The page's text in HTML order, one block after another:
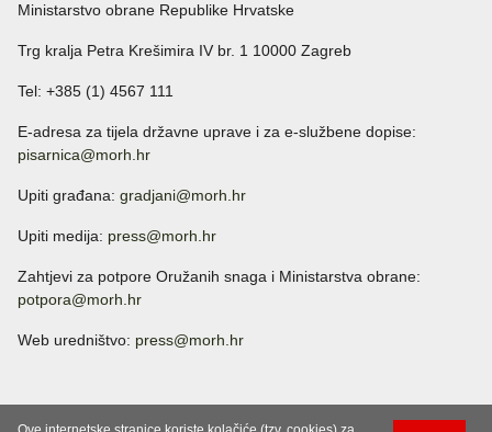
Ministarstvo obrane Republike Hrvatske
Trg kralja Petra Krešimira IV br. 1 10000 Zagreb
Tel: +385 (1) 4567 111
E-adresa za tijela državne uprave i za e-službene dopise:
pisarnica@morh.hr
Upiti građana: gradjani@morh.hr
Upiti medija: press@morh.hr
Zahtjevi za potpore Oružanih snaga i Ministarstva obrane:
potpora@morh.hr
Web uredništvo: press@morh.hr